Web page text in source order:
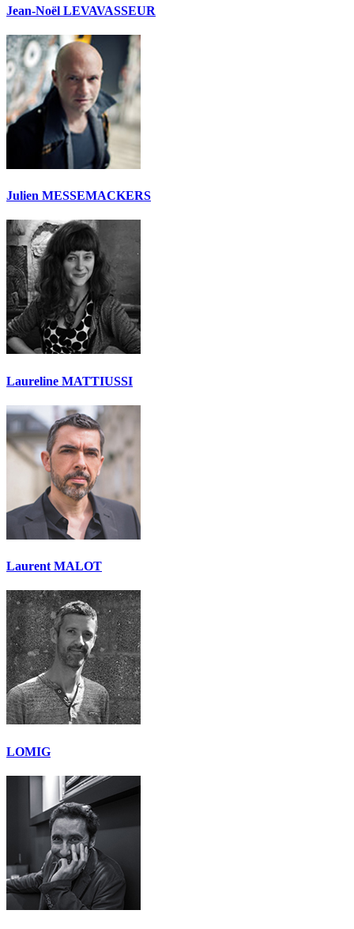
Jean-Noël LEVAVASSEUR
Julien MESSEMACKERS
Laureline MATTIUSSI
Laurent MALOT
LOMIG